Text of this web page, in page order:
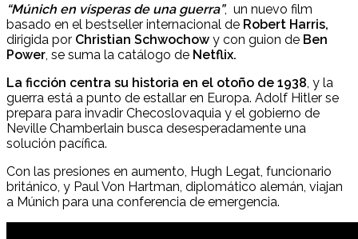
“Múnich en vísperas de una guerra”, un nuevo film
basado en el bestseller internacional de Robert Harris,
dirigida por Christian Schwochow y con guion de Ben
Power , se suma la catálogo de Netflix.
La ficción centra su historia en el otoño de 1938 , y la
guerra está a punto de estallar en Europa. Adolf Hitler se
prepara para invadir Checoslovaquia y el gobierno de
Neville Chamberlain busca desesperadamente una
solución pacífica.
Con las presiones en aumento, Hugh Legat, funcionario
británico, y Paul Von Hartman, diplomático alemán, viajan
a Múnich para una conferencia de emergencia.